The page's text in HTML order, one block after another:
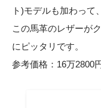
ト)モデルも加わって
この馬革のレザーが
にピッタリです。
参考価格：16万2800